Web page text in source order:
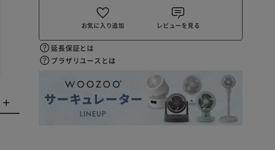
お気に入り追加 レビューを見る
延長保証とは
プラザリユースとは